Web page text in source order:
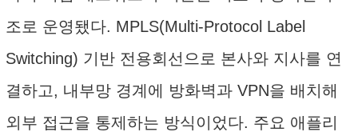
조로 운영됐다. MPLS(Multi-Protocol Label
Switching) 기반 전용회선으로 본사와 지사를 연
결하고, 내부망 경계에 방화벽과 VPN을 배치해
외부 접근을 통제하는 방식이었다. 주요 애플리